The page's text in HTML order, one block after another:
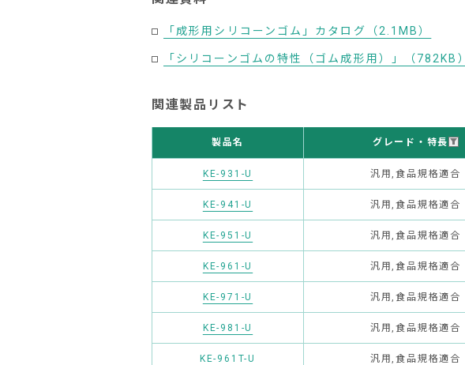
「成形用シリコーンゴム」カタログ（2.1MB）
「シリコーンゴムの特性（ゴム成形用）」（782KB）
関連製品リスト
製品名 グレード・特長
KE-931-U 汎用,食品規格適合
KE-941-U 汎用,食品規格適合
KE-951-U 汎用,食品規格適合
KE-961-U 汎用,食品規格適合
KE-971-U 汎用,食品規格適合
KE-981-U 汎用,食品規格適合
KE-961T-U 汎用,食品規格適合